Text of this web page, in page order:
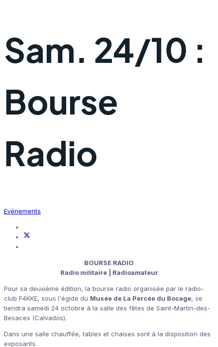
Sam. 24/10 :
Bourse
Radio
Evénements
BOURSE RADIO
Radio militaire | Radioamateur
Pour sa deuxième édition, la bourse radio organisée par le radio-
club F4KKE, sous l'égide du Musée de La Percée du Bocage, se
tiendra samedi 24 octobre à la salle des fêtes de Saint-Martin-des-
Besaces (Calvados).
Dans une salle chauffée, tables et chaises sont à la disposition des
exposants.